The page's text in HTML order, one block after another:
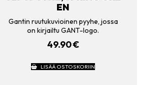
EN
Gantin ruutukuvioinen pyyhe, jossa
on kirjailtu GANT-logo.
49.90€
LISÄÄ OSTOSKORIIN